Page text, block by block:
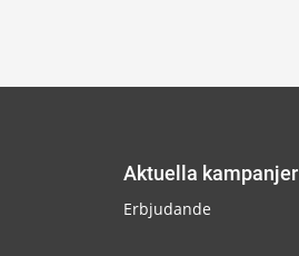
Aktuella kampanjer
Erbjudande